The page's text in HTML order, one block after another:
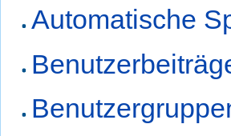
Automatische